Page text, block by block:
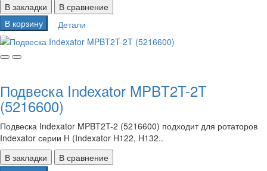
В закладки
В сравнение
В корзину
Детали
Подвеска Indexator MPBT2T-2T
(5216600)
Подвеска Indexator MPBT2T-2 (5216600) подходит для ротаторов
Indexator серии H (Indexator H122, H132..
В закладки
В сравнение